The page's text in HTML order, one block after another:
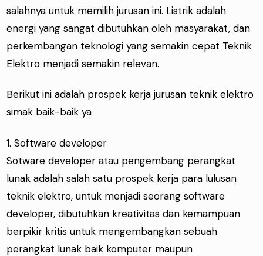
salahnya untuk memilih jurusan ini. Listrik adalah
energi yang sangat dibutuhkan oleh masyarakat, dan
perkembangan teknologi yang semakin cepat Teknik
Elektro menjadi semakin relevan.
Berikut ini adalah prospek kerja jurusan teknik elektro
simak baik-baik ya
1. Software developer
Sotware developer atau pengembang perangkat
lunak adalah salah satu prospek kerja para lulusan
teknik elektro, untuk menjadi seorang software
developer, dibutuhkan kreativitas dan kemampuan
berpikir kritis untuk mengembangkan sebuah
perangkat lunak baik komputer maupun